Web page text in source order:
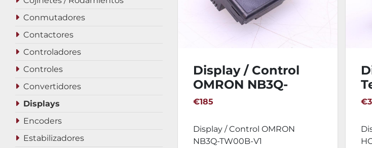
Conmutadores
Contactores
Controladores
Controles
Convertidores
Displays
Encoders
Estabilizadores
Display / Control
OMRON NB3Q-
TW00B-V1
€185
Display / Control OMRON
NB3Q-TW00B-V1